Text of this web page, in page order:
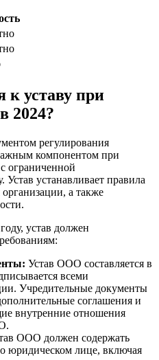
к уставу при
2024?
регулирования
компонентом при
ограниченной
Устав устанавливает правила
а также
устав должен
Устав ООО составляется в
всеми
Учредительные документы
соглашения и
внутренние отношения
ООО должен содержать
лице, включая